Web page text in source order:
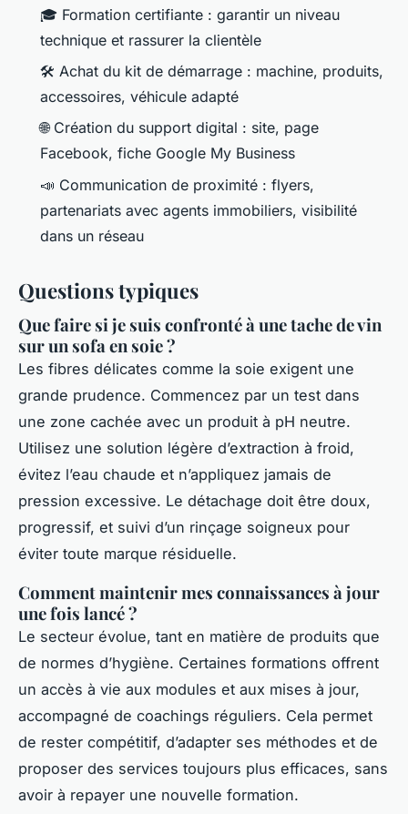
🎓 Formation certifiante : garantir un niveau
technique et rassurer la clientèle
🛠️ Achat du kit de démarrage : machine, produits,
accessoires, véhicule adapté
🌐 Création du support digital : site, page
Facebook, fiche Google My Business
📣 Communication de proximité : flyers,
partenariats avec agents immobiliers, visibilité
dans un réseau
Questions typiques
Que faire si je suis confronté à une tache de vin
sur un sofa en soie ?
Les fibres délicates comme la soie exigent une
grande prudence. Commencez par un test dans
une zone cachée avec un produit à pH neutre.
Utilisez une solution légère d’extraction à froid,
évitez l’eau chaude et n’appliquez jamais de
pression excessive. Le détachage doit être doux,
progressif, et suivi d’un rinçage soigneux pour
éviter toute marque résiduelle.
Comment maintenir mes connaissances à jour
une fois lancé ?
Le secteur évolue, tant en matière de produits que
de normes d’hygiène. Certaines formations offrent
un accès à vie aux modules et aux mises à jour,
accompagné de coachings réguliers. Cela permet
de rester compétitif, d’adapter ses méthodes et de
proposer des services toujours plus efficaces, sans
avoir à repayer une nouvelle formation.